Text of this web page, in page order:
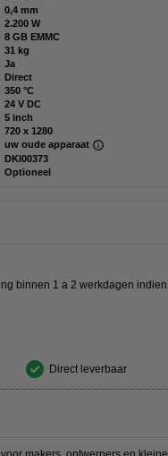
0,4 mm
2.200 W
8 GB EMMC
31 kg
Ja
Direct
350 °C
24 V DC
5 inch
720 x 1280
uw oude apparaat
DKI00373
Optioneel
binnen 1 a 2 werkdagen indien
Direct leverbaar